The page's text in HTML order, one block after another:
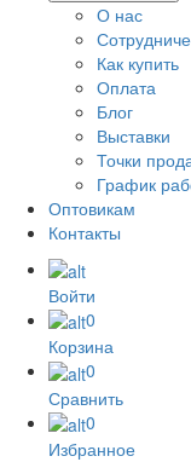
О нас
Как купить
Оплата
Блог
Выставки
Точки
График
Оптовикам
Контакты
Войти
0
Корзина
0
Сравнить
0
Избранное